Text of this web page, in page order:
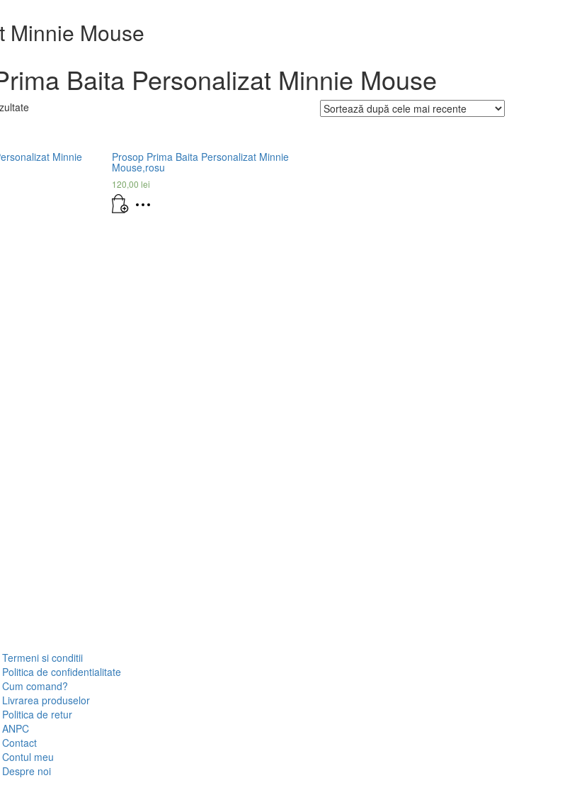
Minnie Mouse
Baita Personalizat Minnie Mouse
Minnie Prosop Prima Baita Personalizat Minnie
Mouse,rosu
120,00lei
Termeni si conditii
Politica de confidentialitate
Cum comand?
Livrarea produselor
Politica de retur
ANPC
Contact
Contul meu
Despre noi